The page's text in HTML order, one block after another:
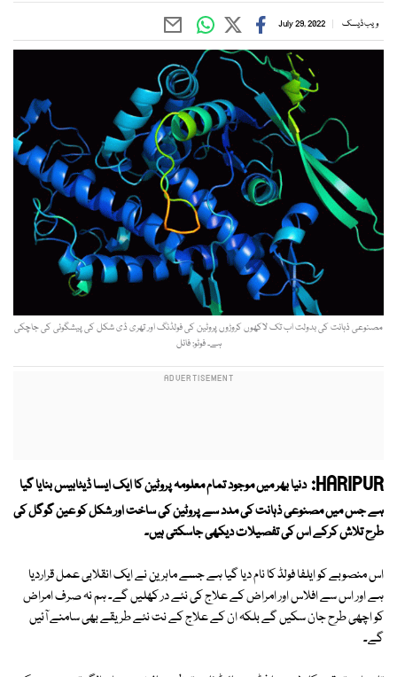
ویب ڈیسک July 29, 2022
مصنوعی ذہانت کی بدولت اب تک لاکھوں کروڑوں پروٹین کی فولڈنگ اور تھری ڈی شکل کی پیشگوئی کی جاچکی
ہے۔ فوٹو: فائل
HARIPUR: دنیا بھر میں موجود تمام معلومہ پروٹین کا ایک ایسا ڈیٹابیس بنایا گیا
ہے جس میں مصنوعی ذہانت کی مدد سے پروٹین کی ساخت اور شکل کو عین گوگل کی
طرح تلاش کرکے اس کی تفصیلات دیکھی جاسکتی ہیں۔
اس منصوبے کو ایلفا فولڈ کا نام دیا گیا ہے جسے ماہرین نے ایک انقلابی عمل قراردیا
ہے اور اس سے افلاس اور امراض کے علاج کی نئے در کھلیں گے۔ ہم نہ صرف امراض
کو اچھی طرح جان سکیں گے بلکہ ان کے علاج کے نت نئے طریقے بھی سامنے آئیں
گے۔